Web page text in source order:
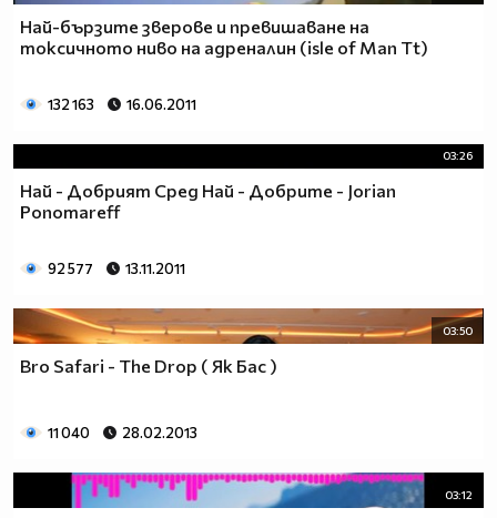
Най-бързите зверове и превишаване на
токсичното ниво на адреналин (isle of Man Tt)
132 163 16.06.2011
03:26
Най - Добрият Сред Най - Добрите - Jorian
Ponomareff
92 577 13.11.2011
03:50
Bro Safari - The Drop ( Як Бас )
11 040 28.02.2013
03:12